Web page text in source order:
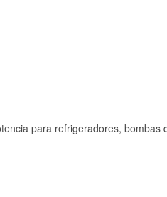
para refrigeradores, bombas